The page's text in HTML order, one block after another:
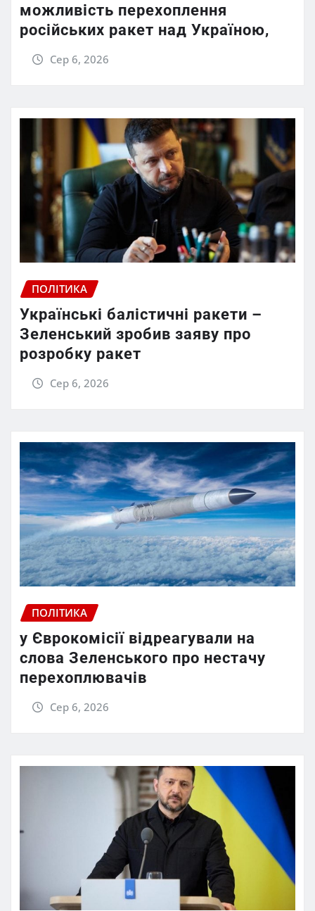
можливість перехоплення
російських ракет над Україною,
Сер 6, 2026
ПОЛІТИКА
Українські балістичні ракети –
Зеленський зробив заяву про
розробку ракет
Сер 6, 2026
ПОЛІТИКА
у Єврокомісії відреагували на
слова Зеленського про нестачу
перехоплювачів
Сер 6, 2026